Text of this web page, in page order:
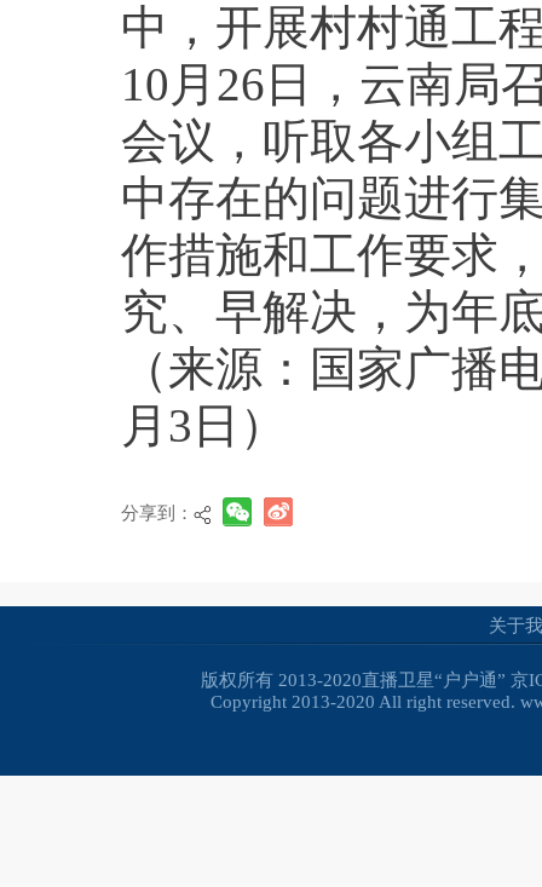
中，开展村村通工
10月26日，云南局
会议，听取各小组
中存在的问题进行
作措施和工作要求
究、早解决，为年
（来源：国家广播
月3日）
分享到：
关于
版权所有 2013-2020直播卫星“户户通” 京
Copyright 2013-2020 All right reserved.